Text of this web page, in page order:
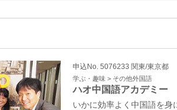
申込No. 5076233 関東/東京都
学ぶ・趣味 > その他外国語
ハオ中国語アカデミー
いかに効率よく中国語を身